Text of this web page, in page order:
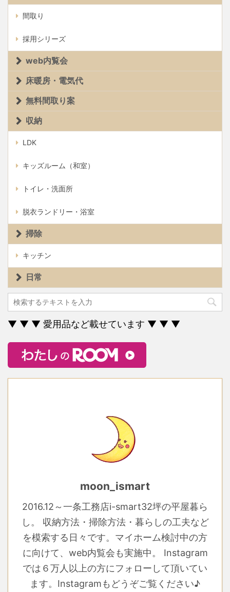
間取り
採用シリーズ
web内覧会
床暖房・電気代
無料間取り案
収納
LDK
キッズルーム（和室）
トイレ・洗面所
脱衣ランドリー・浴室
掃除
キッチン
日常
▼ ▼ ▼ 愛用品など載せています ▼ ▼ ▼
moon_ismart
2016.12～一条工務店i-smart32坪の平屋暮ら
し。 収納方法・掃除方法・暮らしの工夫など
を模索する日々です。マイホーム検討中の方
に向けて、web内覧会も実施中。 Instagram
では６万人以上の方にフォローして頂いてい
ます。Instagramもどうぞご覧ください♪